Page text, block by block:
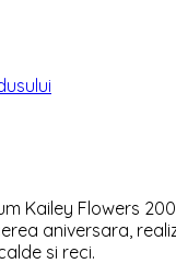
Kailey Flowers
aniversara,
si reci.